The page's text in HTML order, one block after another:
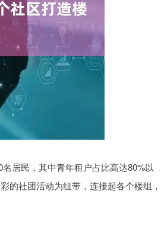
居民，其中青年租户占比高达80%以
的社团活动为纽带，连接起各个楼组，